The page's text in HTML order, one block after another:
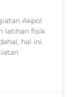
Akpol
latihan fisik
hal ini